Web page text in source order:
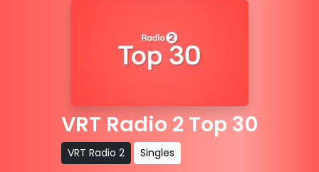
VRT Radio 2 Top 30
VRT Radio 2 Singles